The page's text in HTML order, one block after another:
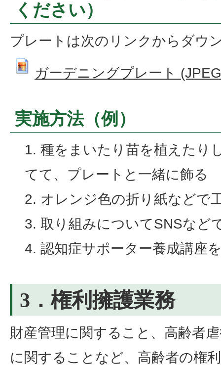
ください）
プレートは次のリンクからダウ
ガーデニングプレート
実施方法（例）
種をまいたり苗を植えたり
てて、プレートと一緒に飾る
オレンジ色の折り紙などで
取り組みについてSNSなど
認知症サポーター養成講座
3．権利擁護業務
財産管理に関すること、高齢者
に関することなど、高齢者の権